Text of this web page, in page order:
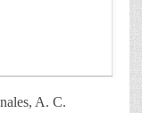
A. C.